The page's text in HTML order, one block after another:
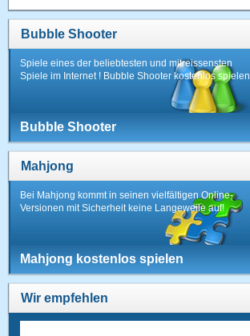
Bubble Shooter
Spiele eines der beliebtesten und mitreissensten
Spiele im Internet ! Bubble Shooter kostenlos spielen.
Bubble Shooter
Mahjong
Bei Mahjong kommt in seinen vielfältigen Online-
Versionen mit Sicherheit keine Langeweile auf!
Mahjong kostenlos spielen
Wir empfehlen